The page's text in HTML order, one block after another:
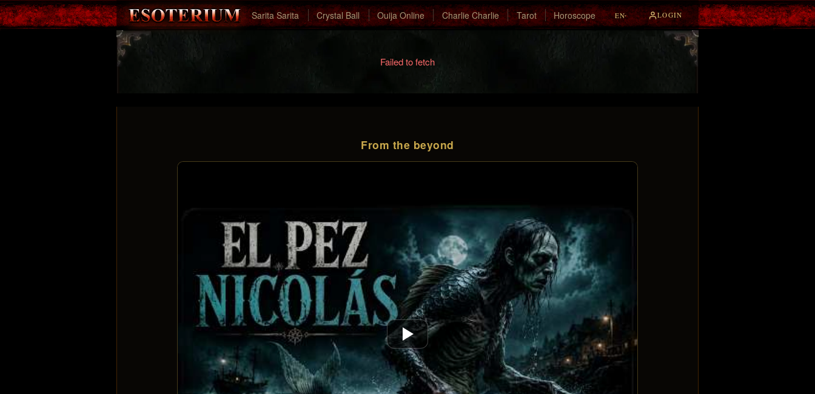
Sarita Sarita Crystal Ball Ouija Online Charlie Charlie Tarot Horoscope EN▾ LOGIN
Failed to fetch
From the beyond